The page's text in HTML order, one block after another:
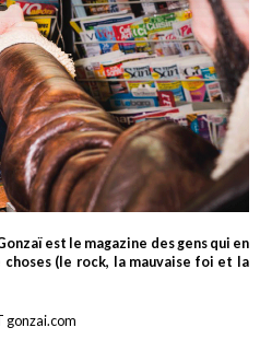
est le magazine des gens qui en
(le rock, la mauvaise foi et la
gonzai.com